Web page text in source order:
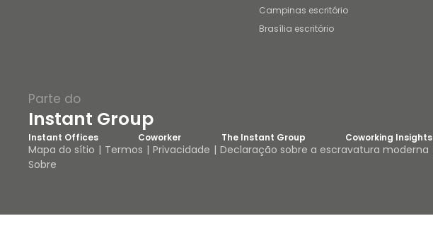
Campinas escritório
Brasília escritório
Instant Offices Coworker The Instant Group Coworking Insights
Parte do
Instant Group
Mapa do sítio Termos Privacidade Declaração sobre a escravatura moderna
Sobre